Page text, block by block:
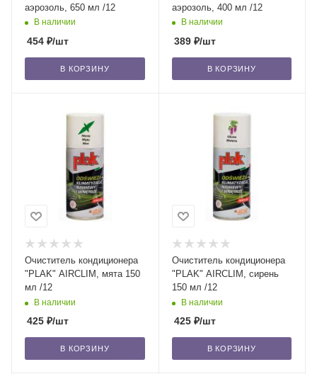
аэрозоль, 650 мл /12
В наличии
454 ₽/шт
В КОРЗИНУ
аэрозоль, 400 мл /12
В наличии
389₽/шт
В КОРЗИНУ
Очиститель кондиционера
"PLAK" AIRCLIM, мята 150
мл /12
В наличии
425 ₽/шт
В КОРЗИНУ
Очиститель кондиционера
"PLAK" AIRCLIM, сирень
150 мл /12
В наличии
425₽/шт
В КОРЗИНУ